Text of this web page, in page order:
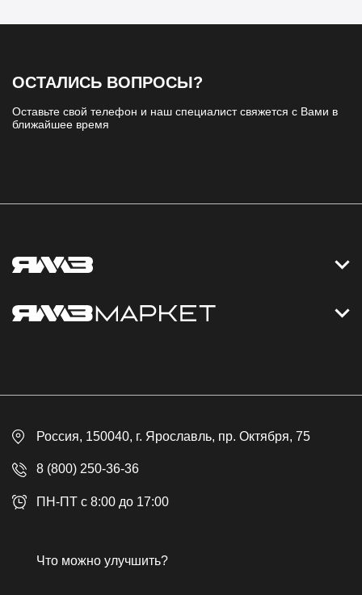
ОСТАЛИСЬ ВОПРОСЫ?
Оставьте свой телефон и наш специалист свяжется с Вами в
ближайшее время
Контакты
Доставка
Контакты
Гарантия
Публичная оферта
Россия, 150040, г. Ярославль, пр. Октября, 75
8 (800) 250-36-36
ПН-ПТ с 8:00 до 17:00
Что можно улучшить?